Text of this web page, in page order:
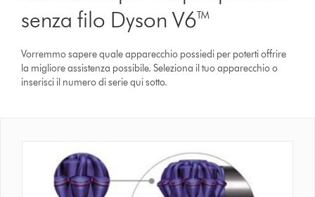
senza filo Dyson V6™
Vorremmo sapere quale apparecchio possiedi per poterti offrire
la migliore assistenza possibile. Seleziona il tuo apparecchio o
inserisci il numero di serie qui sotto.